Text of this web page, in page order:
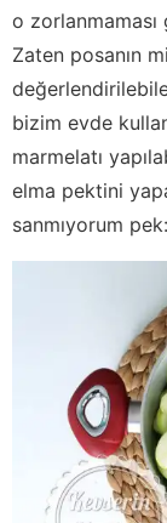
o zorlanmaması
Zaten posanın
bizim evde
marmelatı
elma pektini
sanmıyorum